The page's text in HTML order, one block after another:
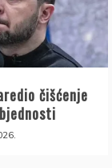
čišćenje